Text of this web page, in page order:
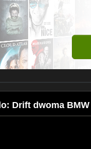
Drift dwoma